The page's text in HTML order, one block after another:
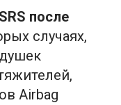
после
случаях,
Airbag